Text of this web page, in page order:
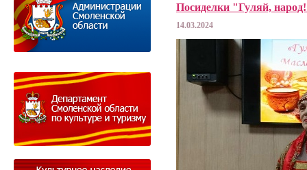
Посиделки "Гуляй,
14.03.2024